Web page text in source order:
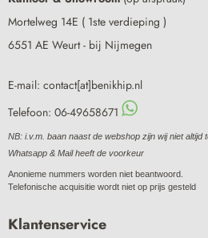
Mortelweg 14E ( 1ste verdieping )
6551 AE Weurt - bij Nijmegen
E-mail: contact[at]benikhip.nl
Telefoon: 06-49658671
NB: i.v.m. baan naast de webshop zijn wij niet altijd
Whatsapp & Mail heeft de voorkeur
Anonieme nummers worden niet beantwoord.
Telefonische acquisitie wordt niet op prijs gesteld
Klantenservice